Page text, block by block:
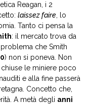
Reagan, i 2
laissez faire , lo
Tanto ci pensa la
: il mercato trova da
che Smith
) non si poneva. Non
le miniere poco
e alla fine passerà
Concetto che,
A metà degli anni